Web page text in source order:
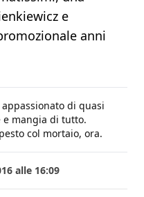
e
anni
di quasi
e mangia di tutto.
col mortaio, ora.
alle 16:09